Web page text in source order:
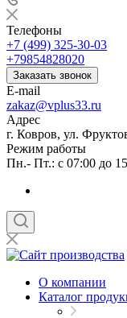
Телефоны
+7 (499) 325-30-03
+79854828020
Заказать звонок
E-mail
zakaz@vplus33.ru
Адрес
г. Ковров, ул.
Режим работы
Пн.- Пт.: с 07:00 до
О компании
Каталог